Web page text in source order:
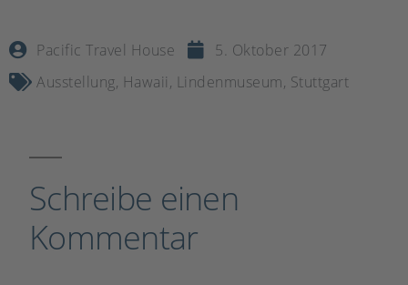
Pacific Travel House
5. Oktober 2017
Ausstellung, Hawaii, Lindenmuseum, Stuttgart
Schreibe einen
Kommentar